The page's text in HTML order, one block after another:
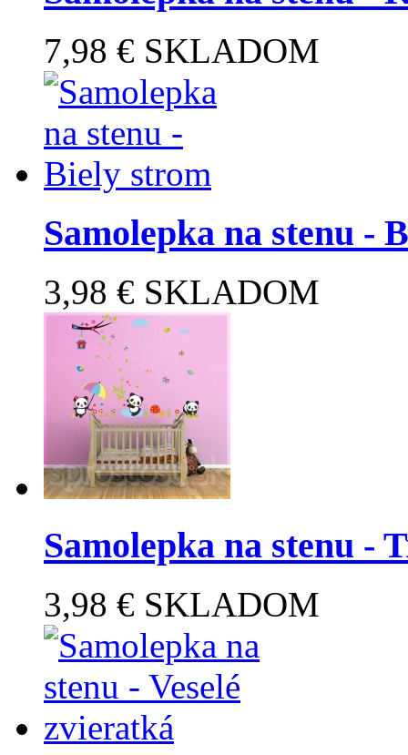
7,98 € SKLADOM
Samolepka na stenu -
3,98 € SKLADOM
Samolepka na stenu -
3,98 € SKLADOM